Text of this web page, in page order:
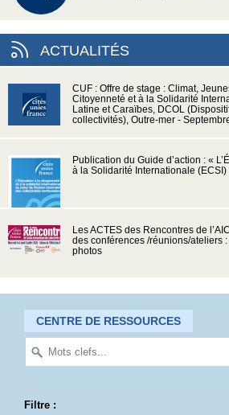
ACTUALITÉS
CUF : Offre de stage : Climat,
Citoyenneté et à la Solidarité
Latine et Caraïbes, DCOL
collectivités), Outre-mer -
Publication du Guide d’action : «
à la Solidarité Internationale
Les ACTES des Rencontres de
des conférences /réunions/ateliers
photos
CENTRE DE RESSOURCES
Filtre :